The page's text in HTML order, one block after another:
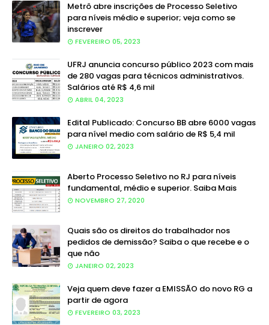
Metrô abre inscrições de Processo Seletivo
para níveis médio e superior; veja como se
inscrever
FEVEREIRO 05, 2023
UFRJ anuncia concurso público 2023 com mais
de 280 vagas para técnicos administrativos.
Salários até R$ 4,6 mil
ABRIL 04, 2023
Edital Publicado: Concurso BB abre 6000 vagas
para nível medio com salário de R$ 5,4 mil
JANEIRO 02, 2023
Aberto Processo Seletivo no RJ para níveis
fundamental, médio e superior. Saiba Mais
NOVEMBRO 27, 2020
Quais são os direitos do trabalhador nos
pedidos de demissão? Saiba o que recebe e o
que não
JANEIRO 02, 2023
Veja quem deve fazer a EMISSÃO do novo RG a
partir de agora
FEVEREIRO 03, 2023